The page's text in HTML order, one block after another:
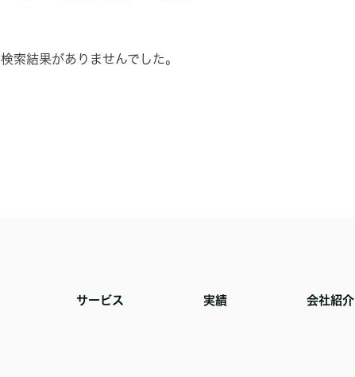
検索結果がありませんでした。
サービス 実績 会社紹介